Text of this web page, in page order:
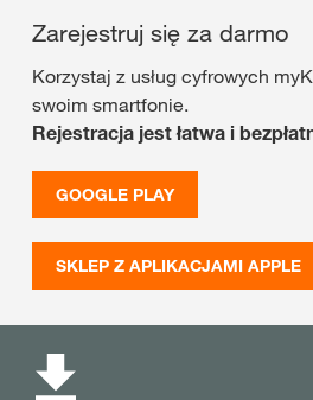
Zarejestruj się za darmo
Korzystaj z usług cyfrowych
swoim smartfonie.
Rejestracja jest łatwa i
GOOGLE PLAY
SKLEP Z APLIKACJAMI APPLE